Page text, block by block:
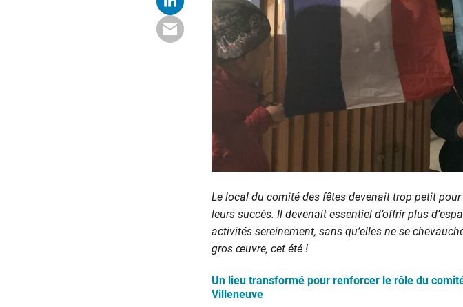
Le local du comité des fêtes devenait trop petit
leurs succès. Il devenait essentiel d’offrir plus
activités sereinement, sans qu’elles ne se
gros œuvre, cet été !
Un lieu transformé pour renforcer le rôle du
Villeneuve